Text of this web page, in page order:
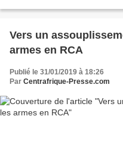
Vers un
armes en RCA
Publié le 31/01/2019 à 18:26
Par Centrafrique-Presse.com